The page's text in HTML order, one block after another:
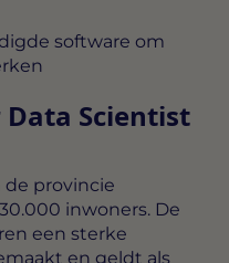
software om
Scientist
de provincie
inwoners. De
een sterke
en geldt als